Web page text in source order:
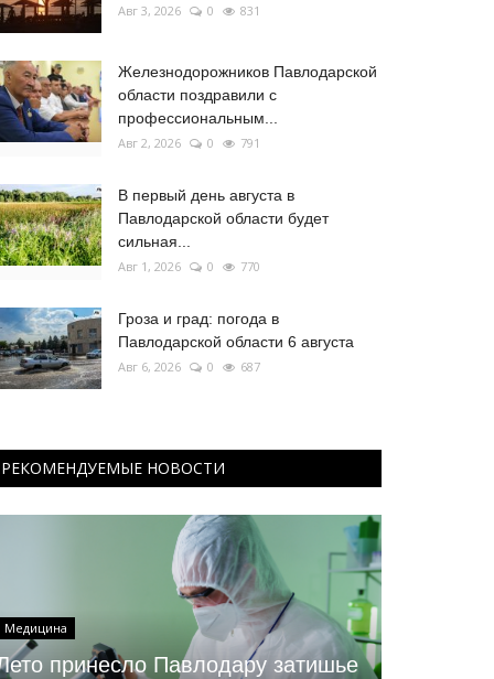
Авг 3, 2026 0 831
Железнодорожников Павлодарской
области поздравили с
профессиональным...
Авг 2, 2026 0 791
В первый день августа в
Павлодарской области будет
сильная...
Авг 1, 2026 0 770
Гроза и град: погода в
Павлодарской области 6 августа
Авг 6, 2026 0 687
РЕКОМЕНДУЕМЫЕ НОВОСТИ
Медицина
принесло Павлодару затишье